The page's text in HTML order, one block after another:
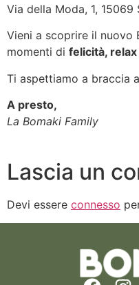
Via della Moda, 1, 15069
Vieni a scoprire il nuovo
momenti di felicità,
Ti aspettiamo a braccia
A presto,
La Bomaki Family
Lascia un
Devi essere connesso